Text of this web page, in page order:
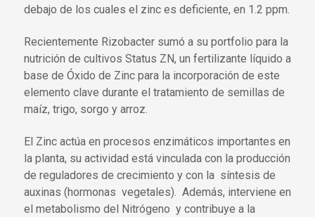
debajo de los cuales el zinc es deficiente, en 1.2 ppm.
Recientemente Rizobacter sumó a su portfolio para la
nutrición de cultivos Status ZN, un fertilizante líquido a
base de Óxido de Zinc para la incorporación de este
elemento clave durante el tratamiento de semillas de
maíz, trigo, sorgo y arroz.
El Zinc actúa en procesos enzimáticos importantes en
la planta, su actividad está vinculada con la producción
de reguladores de crecimiento y con la síntesis de
auxinas (hormonas vegetales). Además, interviene en
el metabolismo del Nitrógeno y contribuye a la